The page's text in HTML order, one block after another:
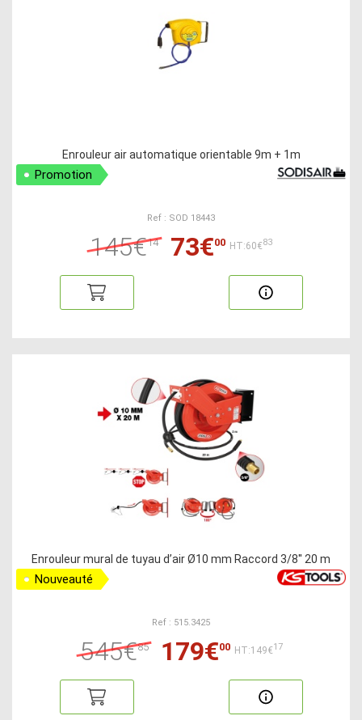
Enrouleur air automatique orientable 9m + 1m
Promotion
Ref : SOD 18443
145€14 73€00 HT:60€83
Enrouleur mural de tuyau d’air Ø10 mm Raccord 3/8'' 20 m
Nouveauté
Ref : 515.3425
545€85 179€00 HT:149€17